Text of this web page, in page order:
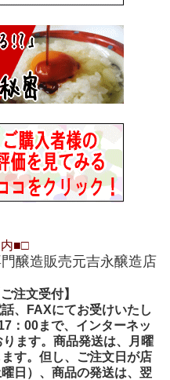
■□
醸造販売元吉永醸造店
ご注文受付】
、FAXにてお受けいたし
：00まで、インターネッ
ます。商品発送は、月曜
す。但し、ご注文日が店
日）、商品の発送は、翌